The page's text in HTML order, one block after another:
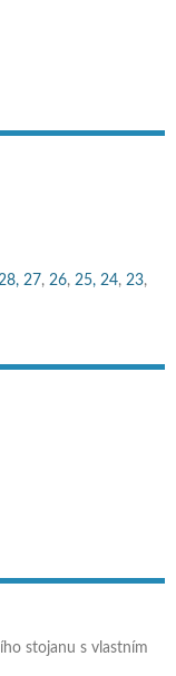
27, 26, 25, 24, 23,
stojanu s vlastním